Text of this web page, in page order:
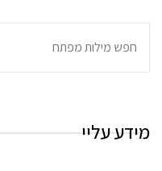
מידע עליי